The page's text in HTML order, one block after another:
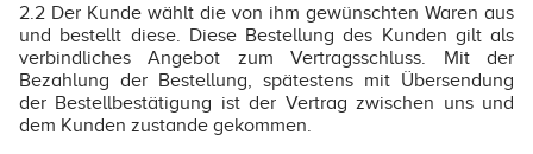
2.2 Der Kunde wählt die von ihm gewünschten Waren aus
und bestellt diese. Diese Bestellung des Kunden gilt als
verbindliches Angebot zum Vertragsschluss. Mit der
Bezahlung der Bestellung, spätestens mit Übersendung
der Bestellbestätigung ist der Vertrag zwischen uns und
dem Kunden zustande gekommen.